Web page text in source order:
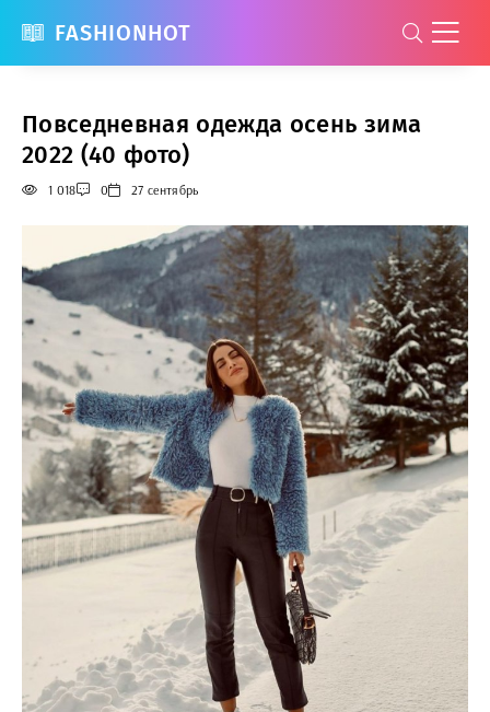
FASHIONHOT
Повседневная одежда осень зима
2022 (40 фото)
1 018 0 27 сентябрь